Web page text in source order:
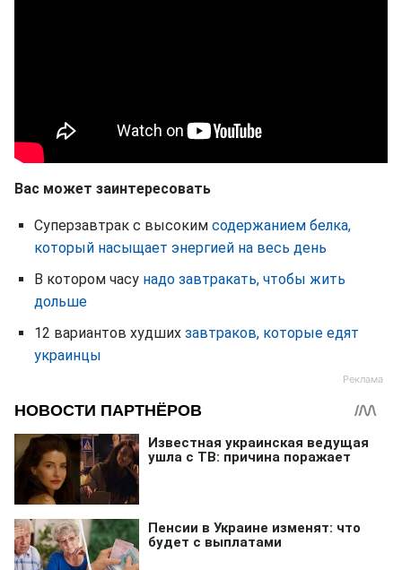
Вас может заинтересовать
Суперзавтрак с высоким содержанием белка,
который насыщает энергией на весь день
В котором часу надо завтракать, чтобы жить
дольше
12 вариантов худших завтраков, которые едят
украинцы